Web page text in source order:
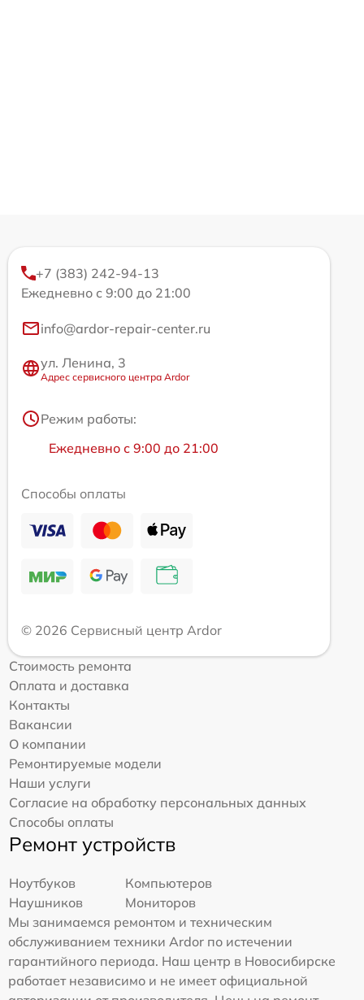
+7 (383) 242-94-13
Ежедневно с 9:00 до 21:00
info@ardor-repair-center.ru
ул. Ленина, 3
Адрес сервисного центра Ardor
Режим работы:
Ежедневно с 9:00 до 21:00
Способы оплаты
© 2026 Сервисный центр Ardor
Стоимость ремонта
Оплата и доставка
Контакты
Вакансии
О компании
Ремонтируемые модели
Наши услуги
Согласие на обработку персональных данных
Способы оплаты
Ремонт устройств
Ноутбуков
Компьютеров
Наушников
Мониторов
Мы занимаемся ремонтом и техническим
обслуживанием техники Ardor по истечении
гарантийного периода. Наш центр в Новосибирске
работает независимо и не имеет официальной